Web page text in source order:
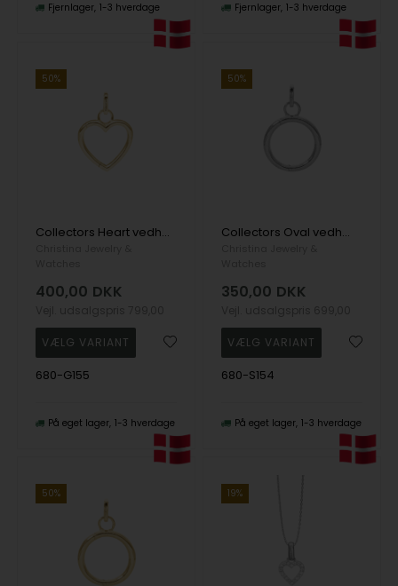
Fjernlager 1-3 hverdage Fjernlager 1-3 hverdage
50%
Collectors Heart vedhæng i forgyldt sølv fra Christina Jewelry
400,00 DKK
680-G155
På eget lager 1-3 hverdage
50%
Collectors Oval vedhæng i sterling sølv fra Christina Jewelry
350,00 DKK
680-S154
På eget lager 1-3 hverdage
50% 19%